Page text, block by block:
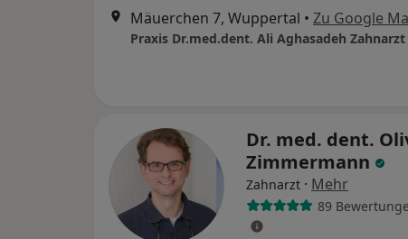
Mäuerchen 7, Wuppertal • Zu Google
Praxis Dr.med.dent. Ali Aghasadeh Zahnarzt
Dr. med. dent.
Zimmermann
Zahnarzt · Mehr
89